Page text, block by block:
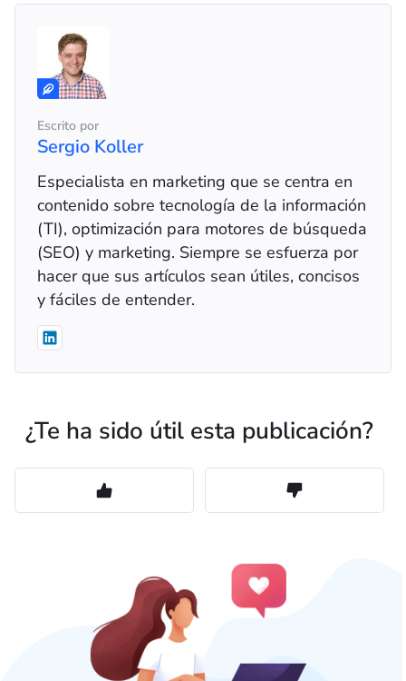
Escrito por
Sergio Koller
Especialista en marketing que se centra en
contenido sobre tecnología de la información
(TI), optimización para motores de búsqueda
(SEO) y marketing. Siempre se esfuerza por
hacer que sus artículos sean útiles, concisos
y fáciles de entender.
¿Te ha sido útil esta publicación?